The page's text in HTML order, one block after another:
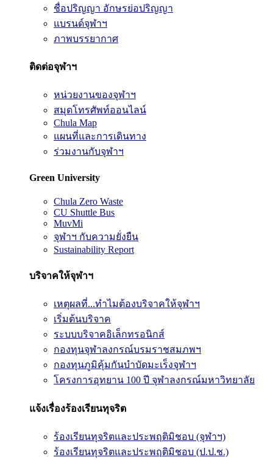
ชื่อปริญญา อักษรย่อปริญญา
แบรนด์จุฬาฯ
ภาพบรรยากาศ
ติดต่อจุฬาฯ
หน่วยงานของจุฬาฯ
สมุดโทรศัพท์ออนไลน์
Chula Map
แผนที่และการเดินทาง
ร่วมงานกับจุฬาฯ
Green University
Chula Zero Waste
CU Shuttle Bus
MuvMi
จุฬาฯ กับความยั่งยืน
Sustainability Report
บริจาคให้จุฬาฯ
เหตุผลที่...ทำไมต้องบริจาคให้จุฬาฯ
เริ่มต้นบริจาค
ระบบบริจาคอิเล็กทรอนิกส์
กองทุนจุฬาลงกรณ์บรมราชสมภพฯ
กองทุนภูมิคุ้มกันบำบัดมะเร็งจุฬาฯ
โครงการอุทยาน 100 ปี จุฬาลงกรณ์มหาวิทยาลัย
แจ้งเรื่องร้องเรียนทุจริต
ร้องเรียนทุจริตและประพฤติมิชอบ (จุฬาฯ)
ร้องเรียนทุจริตและประพฤติมิชอบ (ป.ป.ช.)